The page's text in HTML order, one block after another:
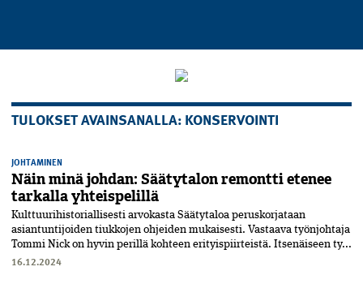
TULOKSET AVAINSANALLA: KONSERVOINTI
JOHTAMINEN
Näin minä johdan: Säätytalon remontti etenee
tarkalla yhteispelillä
Kulttuurihistoriallisesti arvokasta Säätytaloa peruskorjataan
asiantuntijoiden tiukkojen ohjeiden mukaisesti. Vastaava työnjohtaja
Tommi Nick on hyvin perillä kohteen erityispiirteistä. Itsenäiseen ty...
16.12.2024